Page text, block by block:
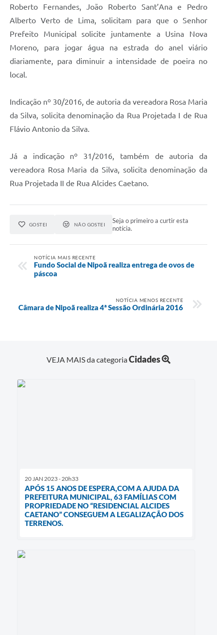
Roberto Fernandes, João Roberto Sant’Ana e Pedro
Alberto Verto de Lima, solicitam para que o Senhor
Prefeito Municipal solicite juntamente a Usina Nova
Moreno, para jogar água na estrada do anel viário
diariamente, para diminuir a intensidade de poeira no
local.
Indicação nº 30/2016, de autoria da vereadora Rosa Maria
da Silva, solicita denominação da Rua Projetada I de Rua
Flávio Antonio da Silva.
Já a indicação nº 31/2016, também de autoria da
vereadora Rosa Maria da Silva, solicita denominação da
Rua Projetada II de Rua Alcides Caetano.
GOSTEI NÃO GOSTEI
Seja o primeiro a curtir esta
notícia.
NOTÍCIA MAIS RECENTE
Fundo Social de Nipoã realiza entrega de ovos de
páscoa
NOTÍCIA MENOS RECENTE
Câmara de Nipoã realiza 4ª Sessão Ordinária 2016
VEJA MAIS da categoriaCidades
20 JAN 2023 - 20h33
APÓS 15 ANOS DE ESPERA,COM A AJUDA DA
PREFEITURA MUNICIPAL, 63 FAMÍLIAS COM
PROPRIEDADE NO “RESIDENCIAL ALCIDES
CAETANO” CONSEGUEM A LEGALIZAÇÃO DOS
TERRENOS.